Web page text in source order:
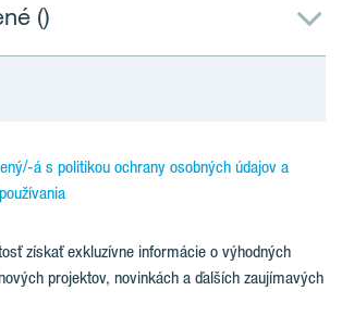
()
á s politikou ochrany osobných údajov a
získať exkluzívne informácie o výhodných
projektov, novinkách a ďalších zaujímavých